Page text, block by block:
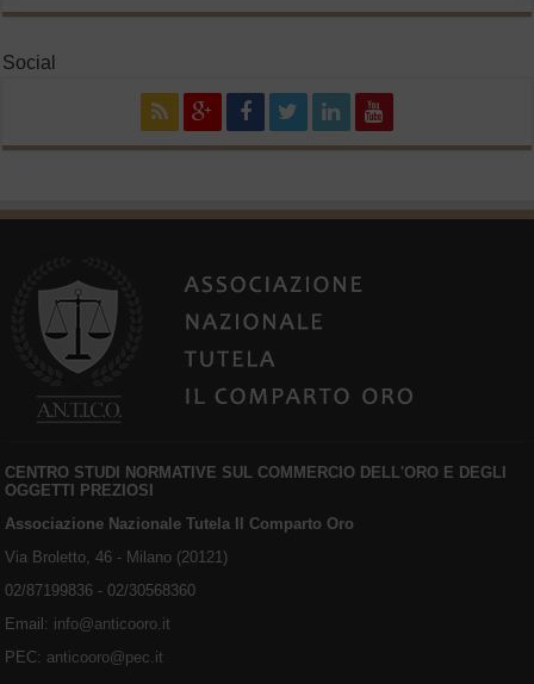
Social
CENTRO STUDI NORMATIVE SUL COMMERCIO DELL'ORO E DEGLI
OGGETTI PREZIOSI
Associazione Nazionale Tutela Il Comparto Oro
Via Broletto, 46 - Milano (20121)
02/87199836 - 02/30568360
Email: info@anticooro.it
PEC: anticooro@pec.it